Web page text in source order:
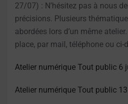
27/07) : N’hésitez pas à nous
précisions. Plusieurs
abordées lors d’un même
place, par mail, téléphone ou ci-
Atelier numérique Tout public 6
Atelier numérique Tout public